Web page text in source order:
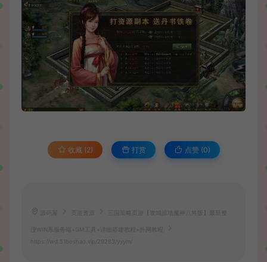
收藏 (2) 打赏 点赞 (0)
页游资源 三国策略页游【攻城掠地魔神八将版】最新整
理WIN系服务端+GM工具+详细搭建教程+外网教程
https://wd.51boshao.vip/29283/yyym/